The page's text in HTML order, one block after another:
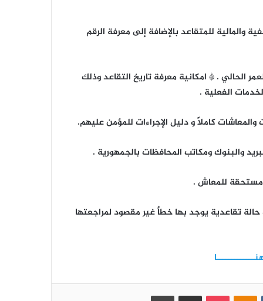
والمالية للمتقاعد بالإضافة إلى معرفة الرقم
الحالي . * امكانية معرفة تاريخ التقاعد وذلك
الفعلية .
كاملاًً و دليل الإجراءات للمؤمن عليهم.
والبنوك ومكاتب المحافظات بالجمهورية .
مستحقة للمعاش .
تقاعدية يوجد بها خطأ غير مقصود لمراجعتها
بوكيت مشاركة عبر البريد
لموظفي الهيئة للعام 2026م
يزداد إثارة .. وفريق البيانات ينفرد بالصدارة
قيادة الهيئة تحضر تكريم الأستاذة إيمان
التنشيطي الأول للعام 2026 بالهيئة
العامة للتأمينات والمعاشات